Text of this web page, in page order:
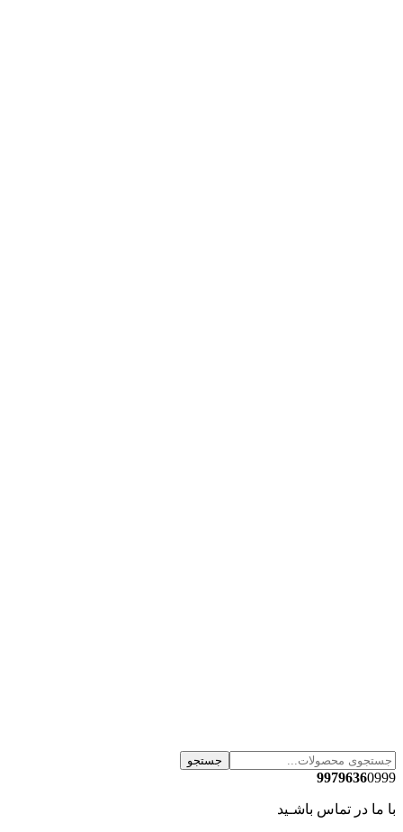
جستجو
99796360999
با ما در تماس باشـید